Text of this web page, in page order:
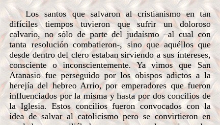
Los santos que salvaron al cristianismo en tan
difíciles tiempos tuvieron que sufrir un doloroso
calvario, no sólo de parte del judaísmo –al cual con
tanta resolución combatieron-, sino que aquéllos que
desde dentro del clero estaban sirviendo a sus intereses,
consciente o inconscientemente. Ya vimos que San
Atanasio fue perseguido por los obispos adictos a la
herejía del hebreo Arrio, por emperadores que fueron
influenciados por la misma y hasta por dos concilios de
la Iglesia. Estos concilios fueron convocados con la
idea de salvar al catolicismo pero se convirtieron en